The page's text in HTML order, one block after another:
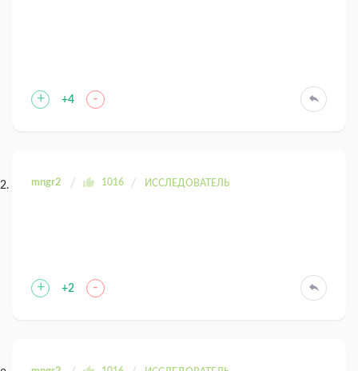
+ +4 -
mngr2 1016 ИССЛЕДОВАТЕЛЬ
+ +2 -